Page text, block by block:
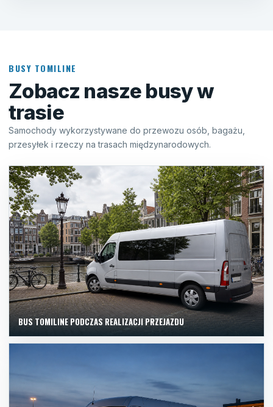
BUSY TOMILINE
Zobacz nasze busy w
trasie
Samochody wykorzystywane do przewozu osób, bagażu,
przesyłek i rzeczy na trasach międzynarodowych.
BUS TOMILINE PODCZAS REALIZACJI PRZEJAZDU